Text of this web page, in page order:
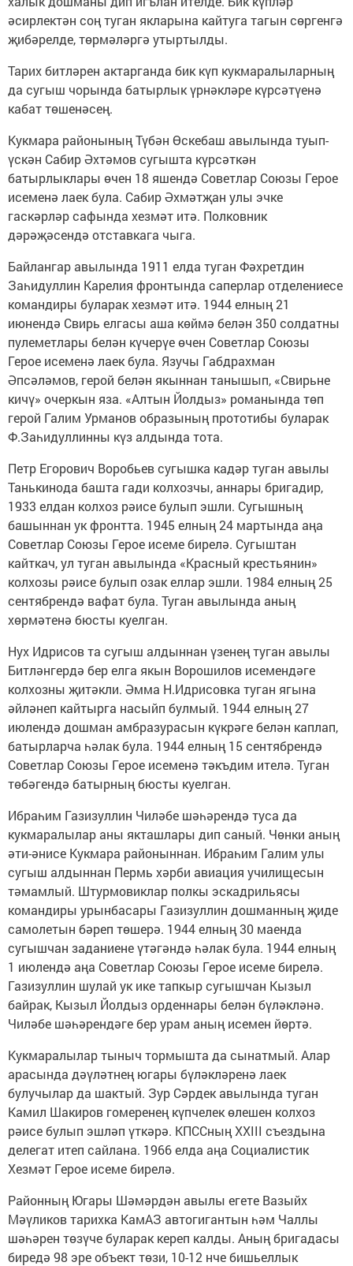
әсирлектән соң туган якларына кайтуга тагын сөргенгә
җибәрелде, төрмәләргә утыртылды.
Тарих битләрен актарганда бик күп кукмаралыларның
да сугыш чорында батырлык үрнәкләре күрсәтүенә
кабат төшенәсең.
Кукмара районының Түбән Өскебаш авылында туып-
үскән Сабир Әхтәмов сугышта күрсәткән
батырлыклары өчен 18 яшендә Советлар Союзы Герое
исеменә лаек була. Сабир Әхмәтҗан улы эчке
гаскәрләр сафында хезмәт итә. Полковник
дәрәҗәсендә отставкага чыга.
Байлангар авылында 1911 елда туган Фәхретдин
Заһидуллин Карелия фронтында саперлар отделениесе
командиры буларак хезмәт итә. 1944 елның 21
июнендә Cвирь елгасы аша көймә белән 350 солдатны
пулеметлары белән күчерүе өчен Советлар Союзы
Герое исеменә лаек була. Язучы Габдрахман
Әпсәләмов, герой белән якыннан танышып, «Свирьне
кичү» очеркын яза. «Алтын Йолдыз» романында төп
герой Галим Урманов образының прототибы буларак
Ф.Заһидуллинны күз алдында тота.
Петр Егорович Воробьев сугышка кадәр туган авылы
Танькинода башта гади колхозчы, аннары бригадир,
1933 елдан колхоз рәисе булып эшли. Сугышның
башыннан ук фронтта. 1945 елның 24 мартында аңа
Советлар Союзы Герое исеме бирелә. Сугыштан
кайткач, ул туган авылында «Красный крестья­нин»
колхозы рәисе булып озак еллар эшли. 1984 елның 25
сентябрендә вафат була. Туган авылында аның
хөрмәтенә бюсты куелган.
Нух Идрисов та сугыш алдыннан үзенең туган авылы
Битләнгердә бер елга якын Ворошилов исемендәге
колхозны җитәкли. Әмма Н.Идрисовка туган ягына
әйләнеп кайтырга насыйп булмый. 1944 елның 27
июлендә дошман амбразурасын күкрәге белән каплап,
батырларча һәлак була. 1944 елның 15 сентябрендә
Советлар Союзы Герое исеменә тәкъдим ителә. Туган
төбәгендә батырның бюсты куелган.
Ибраһим Газизуллин Чиләбе шәһәрендә туса да
кукмаралылар аны якташлары дип саный. Чөнки аның
әти-әнисе Кукмара районыннан. Ибраһим Галим улы
сугыш алдыннан Пермь хәрби авиация училищесын
тәмамлый. Штурмовиклар полкы эскадрильясы
командиры урынбасары Газизуллин дошманның җиде
самолетын бәреп төшерә. 1944 елның 30 маенда
сугышчан заданиене үтәгәндә һәлак була. 1944 елның
1 июлендә аңа Советлар Союзы Герое исеме бирелә.
Газизуллин шулай ук ике тапкыр сугышчан Кызыл
байрак, Кызыл Йолдыз орденнары белән бүләкләнә.
Чиләбе шәһәрендәге бер урам аның исемен йөртә.
Кукмаралылар тыныч тормышта да сынатмый. Алар
арасында дәүләтнең югары бүләкләренә лаек
булучылар да шактый. Зур Сәрдек авылында туган
Камил Шакиров гомеренең күпчелек өлешен колхоз
рәисе булып эшләп үткәрә. КПССның XXIII съездына
делегат итеп сайлана. 1966 елда аңа Социалистик
Хезмәт Герое исеме бирелә.
Районның Югары Шәмәрдән авылы егете Вазыйх
Мәүликов тарихка КамАЗ автогигантын һәм Чаллы
шәһәрен төзүче буларак кереп калды. Аның бригадасы
биредә 98 эре объект төзи, 10-12 нче бишьеллык